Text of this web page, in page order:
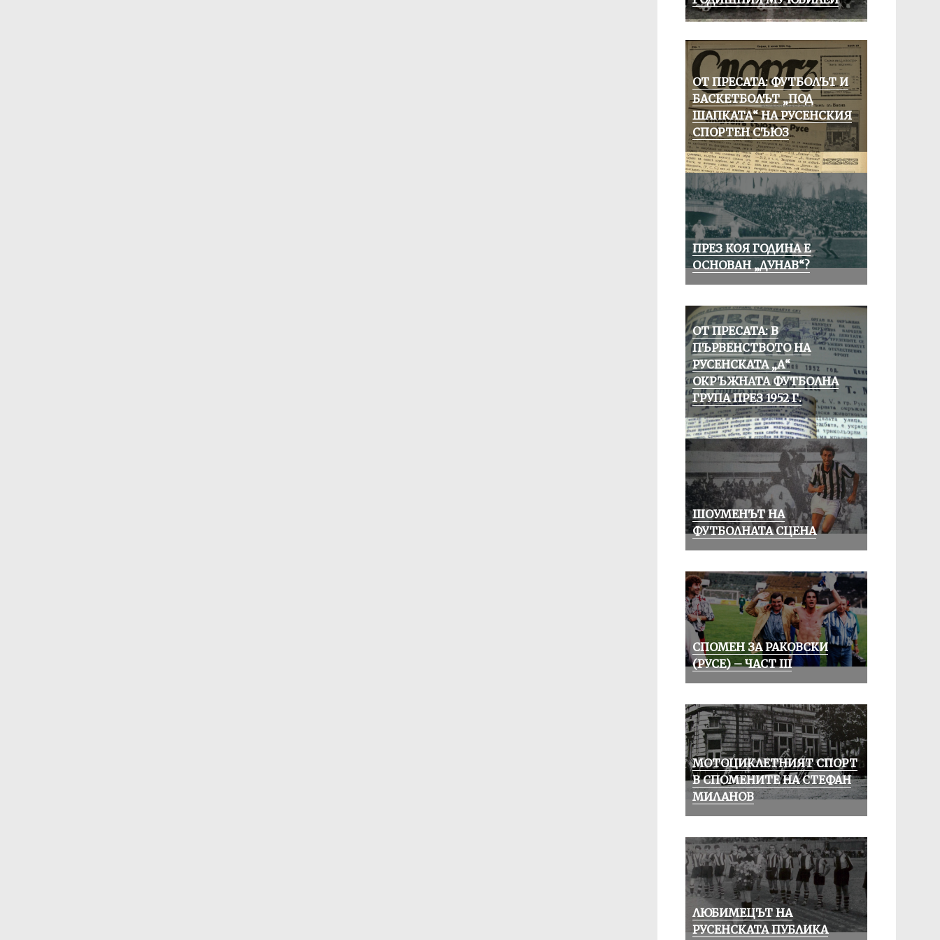
ОТ ПРЕСАТА: ФУТБОЛЪТ И
БАСКЕТБОЛЪТ „ПОД
ШАПКАТА“ НА РУСЕНСКИЯ
СПОРТЕН СЪЮЗ
ПРЕЗ КОЯ ГОДИНА Е
ОСНОВАН „ДУНАВ“?
ОТ ПРЕСАТА: В
ПЪРВЕНСТВОТО НА
РУСЕНСКАТА „А“
ОКРЪЖНАТА ФУТБОЛНА
ГРУПА ПРЕЗ 1952 Г.
ШОУМЕНЪТ НА
ФУТБОЛНАТА СЦЕНА
СПОМЕН ЗА РАКОВСКИ
(РУСЕ) – ЧАСТ III
МОТОЦИКЛЕТНИЯТ СПОРТ
В СПОМЕНИТЕ НА СТЕФАН
МИЛАНОВ
ЛЮБИМЕЦЪТ НА
РУСЕНСКАТА ПУБЛИКА